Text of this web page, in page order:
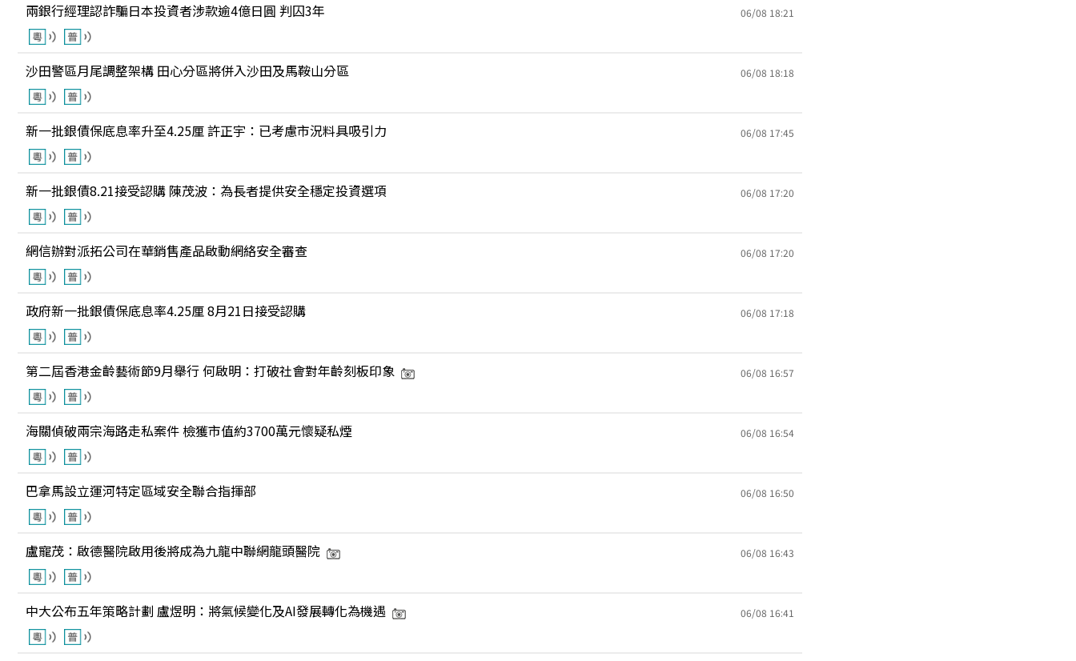
兩銀行經理認詐騙日本投資者涉款逾4億日圓 判囚3年 06/08 18:21
沙田警區月尾調整架構 田心分區將併入沙田及馬鞍山分區 06/08 18:18
新一批銀債保底息率升至4.25厘 許正宇：已考慮市況料具吸引力 06/08 17:45
新一批銀債8.21接受認購 陳茂波：為長者提供安全穩定投資選項 06/08 17:20
網信辦對派拓公司在華銷售產品啟動網絡安全審查 06/08 17:20
政府新一批銀債保底息率4.25厘 8月21日接受認購 06/08 17:18
第二屆香港金齡藝術節9月舉行 何啟明：打破社會對年齡刻板印象 06/08 16:57
海關偵破兩宗海路走私案件 檢獲市值約3700萬元懷疑私煙 06/08 16:54
巴拿馬設立運河特定區域安全聯合指揮部 06/08 16:50
盧寵茂：啟德醫院啟用後將成為九龍中聯網龍頭醫院 06/08 16:43
中大公布五年策略計劃 盧煜明：將氣候變化及AI發展轉化為機遇 06/08 16:41